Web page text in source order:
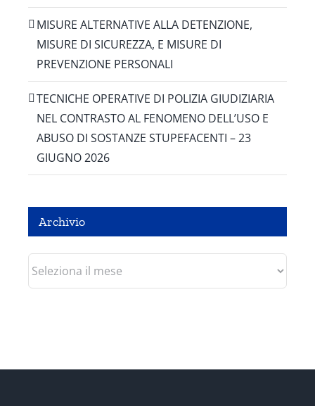
MISURE ALTERNATIVE ALLA DETENZIONE,
MISURE DI SICUREZZA, E MISURE DI
PREVENZIONE PERSONALI
TECNICHE OPERATIVE DI POLIZIA GIUDIZIARIA
NEL CONTRASTO AL FENOMENO DELL’USO E
ABUSO DI SOSTANZE STUPEFACENTI – 23
GIUGNO 2026
Archivio
Archivio